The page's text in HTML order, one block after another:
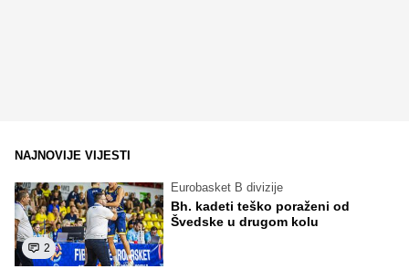
NAJNOVIJE VIJESTI
2
Eurobasket B divizije
Bh. kadeti teško poraženi od
Švedske u drugom kolu